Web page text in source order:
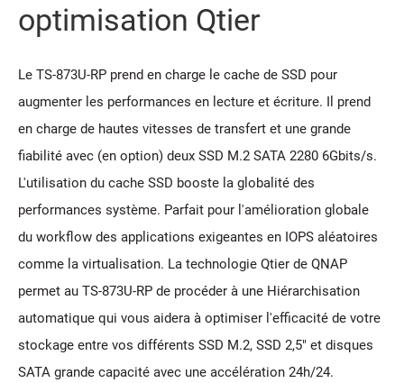
optimisation Qtier
Le TS-873U-RP prend en charge le cache de SSD pour
augmenter les performances en lecture et écriture. Il prend
en charge de hautes vitesses de transfert et une grande
fiabilité avec (en option) deux SSD M.2 SATA 2280 6Gbits/s.
L'utilisation du cache SSD booste la globalité des
performances système. Parfait pour l'amélioration globale
du workflow des applications exigeantes en IOPS aléatoires
comme la virtualisation. La technologie Qtier de QNAP
permet au TS-873U-RP de procéder à une Hiérarchisation
automatique qui vous aidera à optimiser l'efficacité de votre
stockage entre vos différents SSD M.2, SSD 2,5" et disques
SATA grande capacité avec une accélération 24h/24.